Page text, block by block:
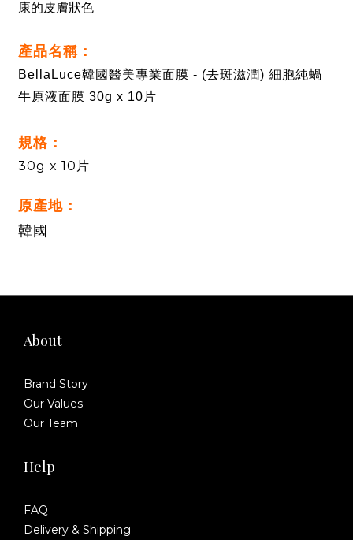
康的皮膚狀色
產品名稱：
BellaLuce韓國醫美專業面膜 - (去斑滋潤) 細胞純蝸
牛原液面膜 30g x 10片
規格：
30g x 10片
原產地：
韓國
About
Brand Story
Our Values
Our Team
Help
FAQ
Delivery & Shipping